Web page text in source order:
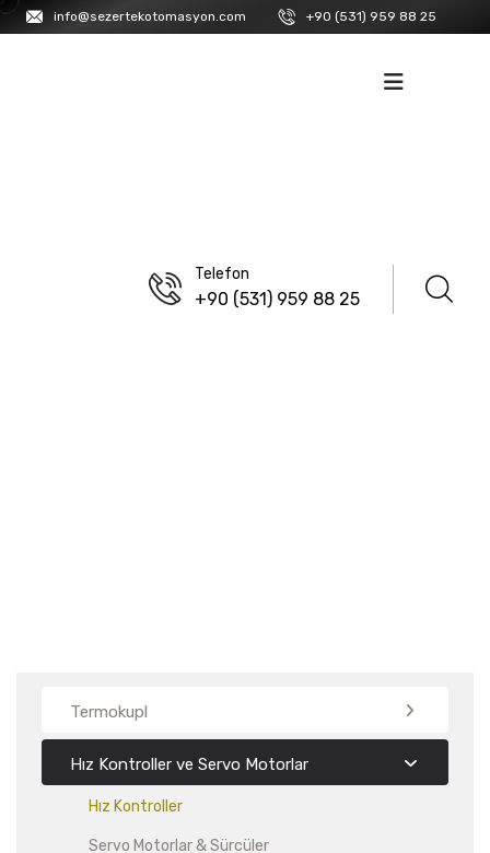
info@sezertekotomasyon.com +90 (531) 959 88 25
Telefon
+90 (531) 959 88 25
Termokupl
Hız Kontroller ve Servo Motorlar
Hız Kontroller
Servo Motorlar & Sürcüler